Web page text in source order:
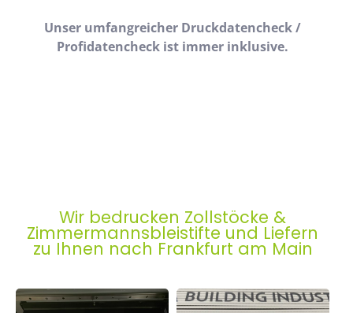
Unser umfangreicher Druckdatencheck /
Profidatencheck ist immer inklusive.
Wir bedrucken Zollstöcke &
Zimmermannsbleistifte und Liefern
zu Ihnen nach Frankfurt am Main